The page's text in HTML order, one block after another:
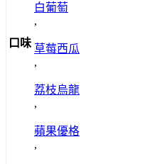
口味
白葡萄
,
草莓西瓜
,
荔枝烏龍
,
蘋果優格
,